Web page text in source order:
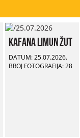
Kafana Limun Žut
DATUM: 25.07.2026.
BROJ FOTOGRAFIJA: 28